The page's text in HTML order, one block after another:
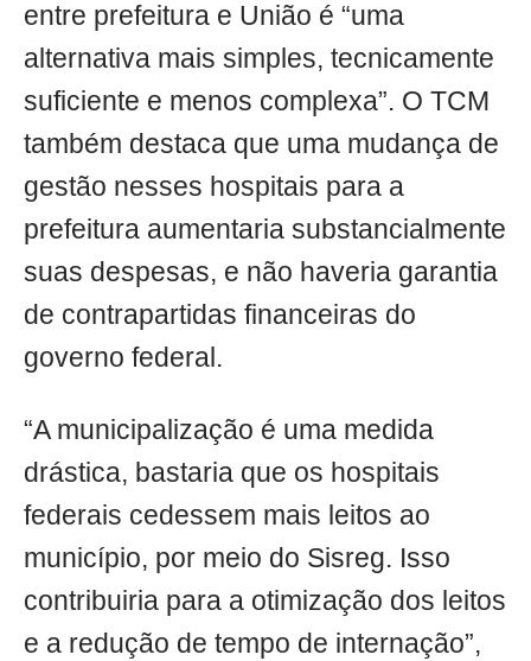
entre prefeitura e União é “uma
alternativa mais simples, tecnicamente
suficiente e menos complexa”. O TCM
também destaca que uma mudança de
gestão nesses hospitais para a
prefeitura aumentaria substancialmente
suas despesas, e não haveria garantia
de contrapartidas financeiras do
governo federal.
“A municipalização é uma medida
drástica, bastaria que os hospitais
federais cedessem mais leitos ao
município, por meio do Sisreg. Isso
contribuiria para a otimização dos leitos
e a redução de tempo de internação”,